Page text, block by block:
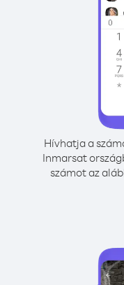
Hívhatja a
Inmarsat
számot az